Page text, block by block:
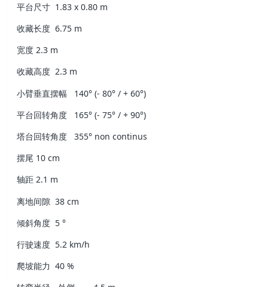
平台尺寸 1.83 x 0.80 m
收藏长度 6.75 m
宽度 2.3 m
收藏高度 2.3 m
小臂垂直摆幅
140° (- 80° / + 60°)
平台回转角度
165° (- 75° / + 90°)
塔台回转角度
355° non continus
摆尾 10 cm
轴距 2.1 m
离地间隙 38 cm
倾斜角度 5 °
行驶速度 5.2 km/h
爬坡能力 40 %